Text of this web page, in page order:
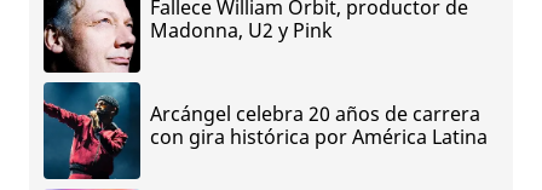
Fallece William Orbit, productor de
Madonna, U2 y Pink
Arcángel celebra 20 años de carrera
con gira histórica por América Latina